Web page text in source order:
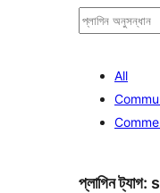
অনুসন্ধান
All
প্লাগিন ট্যাগ: